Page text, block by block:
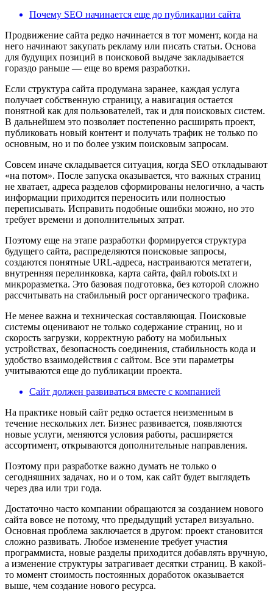
Почему SEO начинается еще до публикации сайта
Продвижение сайта редко начинается в тот момент, когда на
него начинают закупать рекламу или писать статьи. Основа
для будущих позиций в поисковой выдаче закладывается
гораздо раньше — еще во время разработки.
Если структура сайта продумана заранее, каждая услуга
получает собственную страницу, а навигация остается
понятной как для пользователей, так и для поисковых систем.
В дальнейшем это позволяет постепенно расширять проект,
публиковать новый контент и получать трафик не только по
основным, но и по более узким поисковым запросам.
Совсем иначе складывается ситуация, когда SEO откладывают
«на потом». После запуска оказывается, что важных страниц
не хватает, адреса разделов сформированы нелогично, а часть
информации приходится переносить или полностью
переписывать. Исправить подобные ошибки можно, но это
требует времени и дополнительных затрат.
Поэтому еще на этапе разработки формируется структура
будущего сайта, распределяются поисковые запросы,
создаются понятные URL-адреса, настраиваются метатеги,
внутренняя перелинковка, карта сайта, файл robots.txt и
микроразметка. Это базовая подготовка, без которой сложно
рассчитывать на стабильный рост органического трафика.
Не менее важна и техническая составляющая. Поисковые
системы оценивают не только содержание страниц, но и
скорость загрузки, корректную работу на мобильных
устройствах, безопасность соединения, стабильность кода и
удобство взаимодействия с сайтом. Все эти параметры
учитываются еще до публикации проекта.
Сайт должен развиваться вместе с компанией
На практике новый сайт редко остается неизменным в
течение нескольких лет. Бизнес развивается, появляются
новые услуги, меняются условия работы, расширяется
ассортимент, открываются дополнительные направления.
Поэтому при разработке важно думать не только о
сегодняшних задачах, но и о том, как сайт будет выглядеть
через два или три года.
Достаточно часто компании обращаются за созданием нового
сайта вовсе не потому, что предыдущий устарел визуально.
Основная проблема заключается в другом: проект становится
сложно развивать. Любое изменение требует участия
программиста, новые разделы приходится добавлять вручную,
а изменение структуры затрагивает десятки страниц. В какой-
то момент стоимость постоянных доработок оказывается
выше, чем создание нового ресурса.